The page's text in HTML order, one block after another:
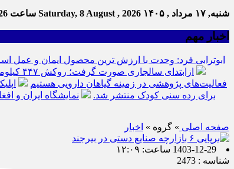
شنبه, ۱۷ مرداد , ۱۴۰۵ Saturday, 8 August , 2026 ساعت
اخبار مهم
ابوترابی فرد: وحدت با ارزش ترین محصول ایمان و عمل
ازابتدای سالجاری صورت گرفت؛ روکش ۴۴۷ کیلومتر از محورهای خراسان جنوبی
فعالیت‌های پژوهشی در زمینه گیاهان دارویی هستیم
برای رده سنی کودک منتشر شد.
نمایشگاه ایران و
صفحه اصلی » گروه » اخبار
1403-12-29 ساعت: ۱۲:۰۹
شناسه : 2473